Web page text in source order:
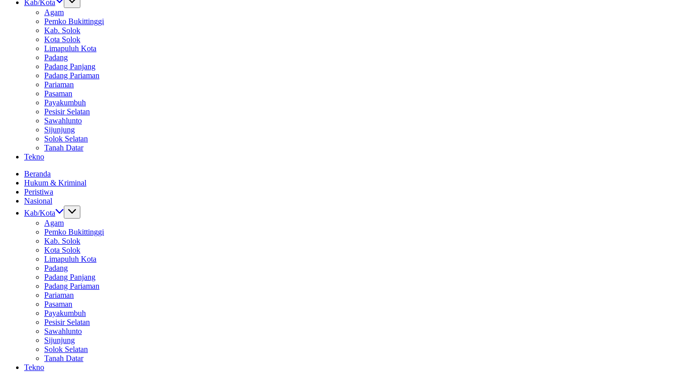
Kab/Kota
Agam
Pemko Bukittinggi
Kab. Solok
Kota Solok
Limapuluh Kota
Padang
Padang Panjang
Padang Pariaman
Pariaman
Pasaman
Payakumbuh
Pesisir Selatan
Sawahlunto
Sijunjung
Solok Selatan
Tanah Datar
Tekno
Beranda
Hukum & Kriminal
Peristiwa
Nasional
Kab/Kota
Agam
Pemko Bukittinggi
Kab. Solok
Kota Solok
Limapuluh Kota
Padang
Padang Panjang
Padang Pariaman
Pariaman
Pasaman
Payakumbuh
Pesisir Selatan
Sawahlunto
Sijunjung
Solok Selatan
Tanah Datar
Tekno